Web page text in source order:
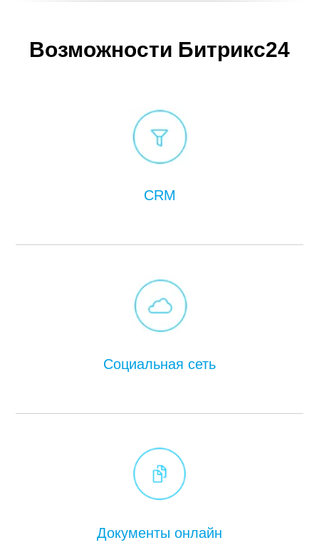
Возможности Битрикс24
CRM
Социальная сеть
Документы онлайн